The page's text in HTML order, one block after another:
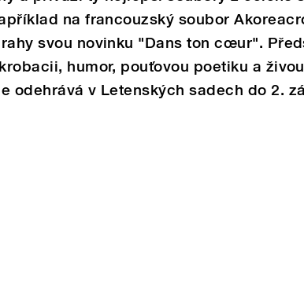
na francouzský soubor
svou novinku "Dans ton cœur".
humor, pouťovou poetiku a
odehrává v Letenských sadech do 2.